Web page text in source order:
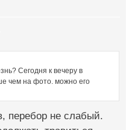
Сегодня к вечеру в
чем на фото. можно его
перебор не слабый.